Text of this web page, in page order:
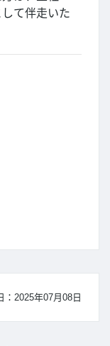
て伴走いた
：2025年07月08日